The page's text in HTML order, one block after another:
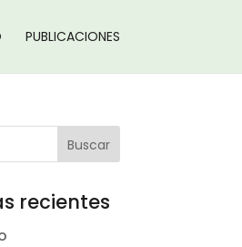
PUBLICACIONES
recientes